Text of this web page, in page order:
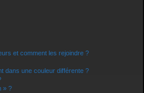
et comment les rejoindre ?
dans une couleur différente ?
» ?